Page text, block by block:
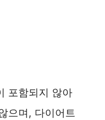
포함되지 않아
으며, 다이어트